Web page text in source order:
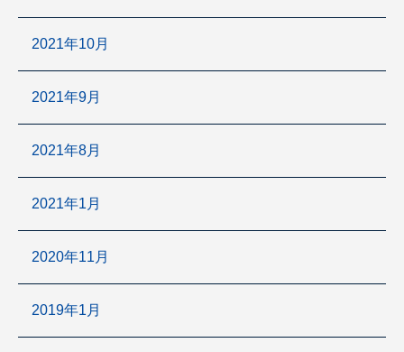
2021年10月
2021年9月
2021年8月
2021年1月
2020年11月
2019年1月